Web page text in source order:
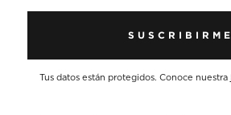
SUSCRIBIRME
Tus datos están protegidos. Conoce nuestra